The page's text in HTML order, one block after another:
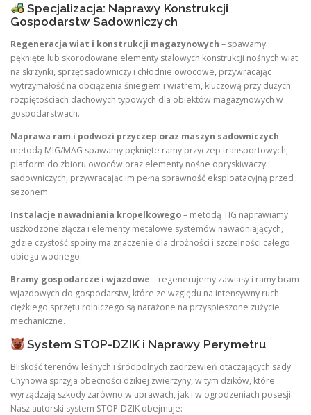
Specjalizacja: Naprawy Konstrukcji
Gospodarstw Sadowniczych
Regeneracja wiat i konstrukcji magazynowych – spawamy
pęknięte lub skorodowane elementy stalowych konstrukcji nośnych wiat
na skrzynki, sprzęt sadowniczy i chłodnie owocowe, przywracając
wytrzymałość na obciążenia śniegiem i wiatrem, kluczową przy dużych
rozpiętościach dachowych typowych dla obiektów magazynowych w
gospodarstwach.
Naprawa ram i podwozi przyczep oraz maszyn sadowniczych –
metodą MIG/MAG spawamy pęknięte ramy przyczep transportowych,
platform do zbioru owoców oraz elementy nośne opryskiwaczy
sadowniczych, przywracając im pełną sprawność eksploatacyjną przed
sezonem.
Instalacje nawadniania kropelkowego– metodą TIG naprawiamy
uszkodzone złącza i elementy metalowe systemów nawadniających,
gdzie czystość spoiny ma znaczenie dla drożności i szczelności całego
obiegu wodnego.
Bramy gospodarcze i wjazdowe – regenerujemy zawiasy i ramy bram
wjazdowych do gospodarstw, które ze względu na intensywny ruch
ciężkiego sprzętu rolniczego są narażone na przyspieszone zużycie
mechaniczne.
System STOP-DZIK i Naprawy Perymetru
Bliskość terenów leśnych i śródpolnych zadrzewień otaczających sady
Chynowa sprzyja obecności dzikiej zwierzyny, w tym dzików, które
wyrządzają szkody zarówno w uprawach, jak i w ogrodzeniach posesji.
Nasz autorski system STOP-DZIK obejmuje: